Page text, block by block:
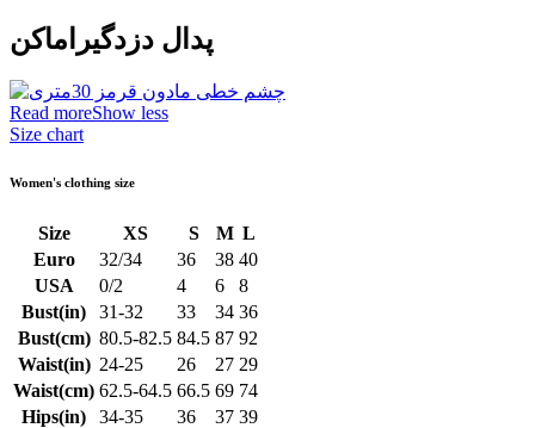
پدال دزدگیراماکن
Read moreShow less
Size chart
Women's clothing size
Size XS S M L
Euro
32/34 36 38 40
USA
0/2 4 6
8
Bust(in)
31-32 33 34 36
Bust(cm) 80.5-82.5 84.5 87 92
Waist(in) 24-25 26 27 29
Waist(cm) 62.5-64.5 66.5 69 74
Hips(in)
34-35 36 37 39